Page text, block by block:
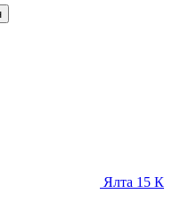
Ялта 15 К